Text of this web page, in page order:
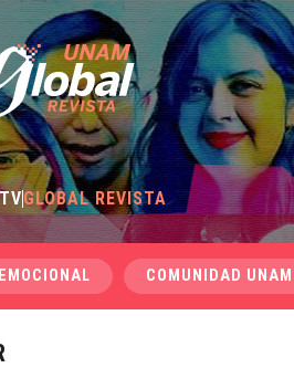
GLOBAL REVISTA
COMUNIDAD UNAM